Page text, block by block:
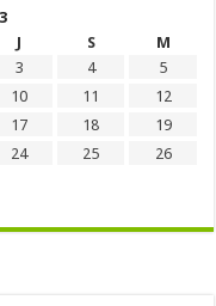
J S
M
3 4
5
10 11
12
17 18
19
24 25
26